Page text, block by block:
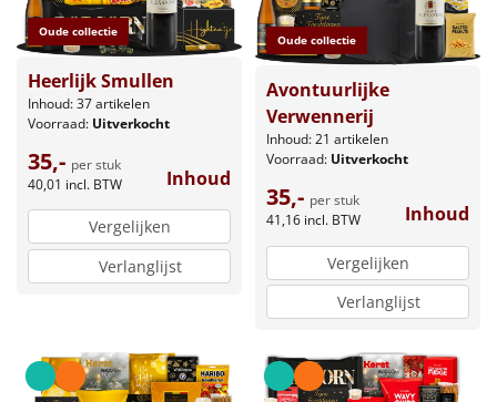
Oude collectie
Heerlijk Smullen
Inhoud: 37 artikelen
Voorraad: Uitverkocht
35,- per stuk
40,01 incl. BTW Inhoud
Vergelijken
Verlanglijst
Oude collectie
Avontuurlijke
Verwennerij
Inhoud: 21 artikelen
Voorraad: Uitverkocht
35,- per stuk
41,16 incl. BTW Inhoud
Vergelijken
Verlanglijst